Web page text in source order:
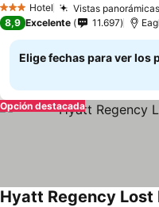
3 Estrellas
Hotel Vistas
8,9 Excelente 11.697
Elige fechas para ver los
Opción destacada
Hyatt Regency Lost